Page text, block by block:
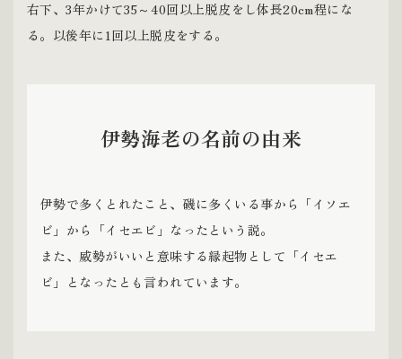
右下、3年かけて35～40回以上脱皮をし体長20cm程にな
る。以後年に1回以上脱皮をする。
伊勢海老の名前の由来
伊勢で多くとれたこと、磯に多くいる事から「イソエ
ビ」から「イセエビ」なったという説。
また、威勢がいいと意味する縁起物として「イセエ
ビ」となったとも言われています。